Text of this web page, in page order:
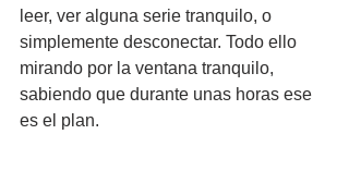
leer, ver alguna serie tranquilo, o
simplemente desconectar. Todo ello
mirando por la ventana tranquilo,
sabiendo que durante unas horas ese
es el plan.